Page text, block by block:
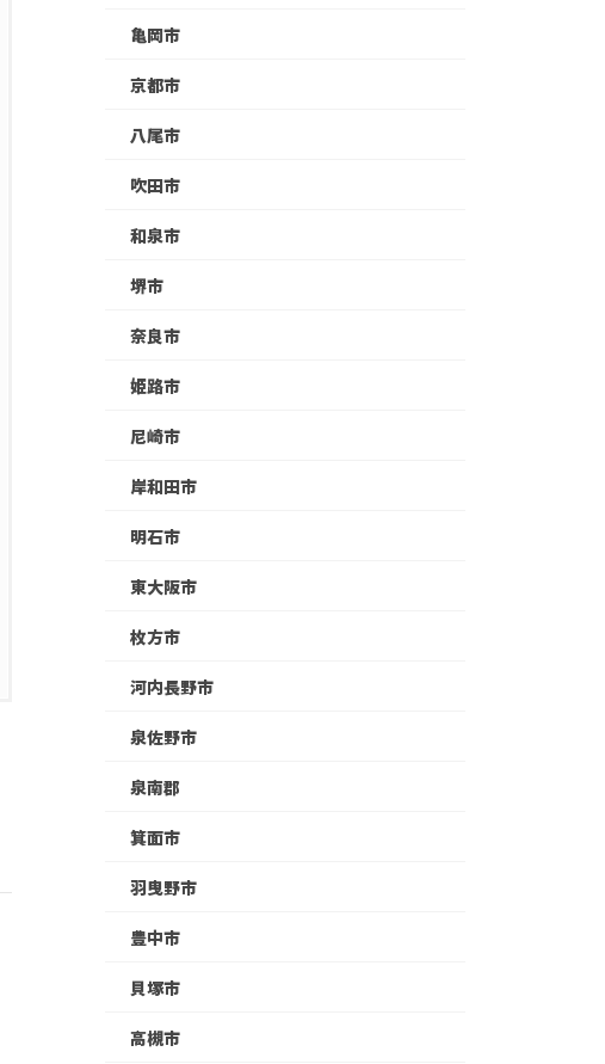
亀岡市
京都市
八尾市
吹田市
和泉市
堺市
奈良市
姫路市
尼崎市
岸和田市
明石市
東大阪市
枚方市
河内長野市
泉佐野市
泉南郡
箕面市
羽曳野市
豊中市
貝塚市
高槻市